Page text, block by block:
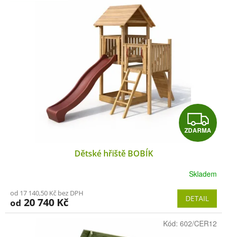
Z
D
R
M
A
ZDARMA
Dětské hřiště BOBÍK
Skladem
od 17 140,50 Kč bez DPH
od 20 740 Kč DETAIL
Kód: 602/CER12